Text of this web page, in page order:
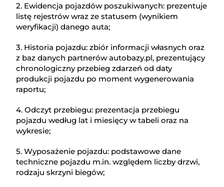
2. Ewidencja pojazdów poszukiwanych: prezentuje
listę rejestrów wraz ze statusem (wynikiem
weryfikacji) danego auta;
3. Historia pojazdu: zbiór informacji własnych oraz
z baz danych partnerów autobazy.pl, prezentujący
chronologiczny przebieg zdarzeń od daty
produkcji pojazdu po moment wygenerowania
raportu;
4. Odczyt przebiegu: prezentacja przebiegu
pojazdu według lat i miesięcy w tabeli oraz na
wykresie;
5. Wyposażenie pojazdu: podstawowe dane
techniczne pojazdu m.in. względem liczby drzwi,
rodzaju skrzyni biegów;